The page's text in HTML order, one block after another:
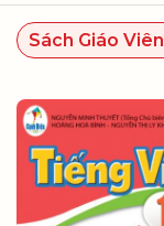
Sách Giáo Viên